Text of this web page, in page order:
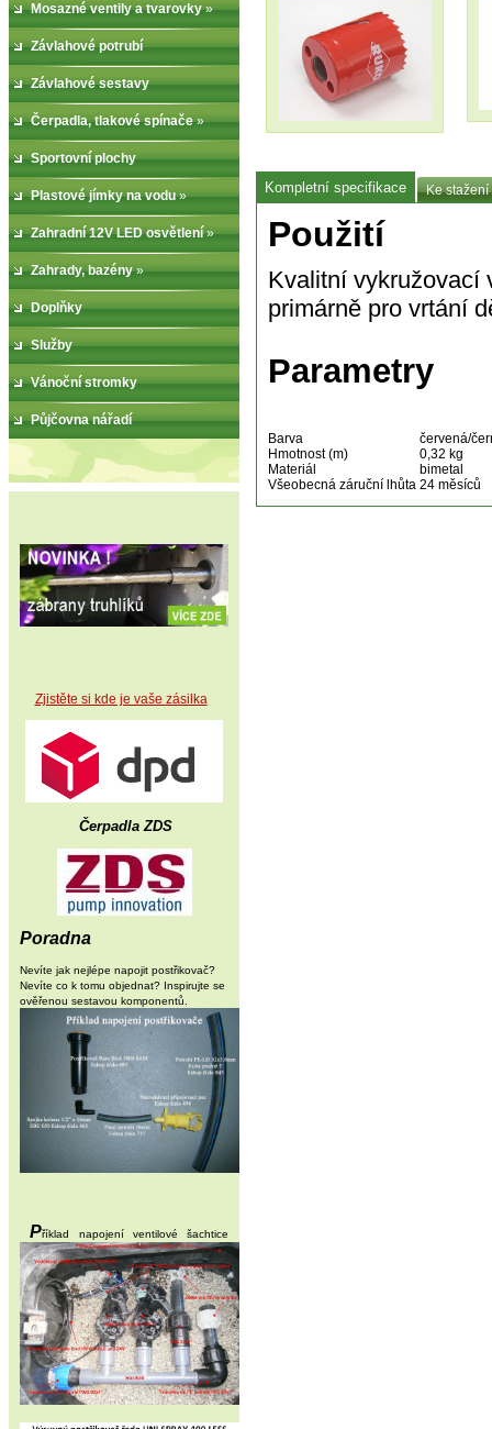
Mosazné ventily a tvarovky»
Závlahové potrubí
Závlahové sestavy
Čerpadla, tlakové spínače»
Sportovní plochy
Plastové jímky na vodu»
Zahradní 12V LED osvětlení»
Zahrady, bazény»
Doplňky
Služby
Vánoční stromky
Půjčovna nářadí
Zjistěte si kde je vaše zásilka
Čerpadla ZDS
Poradna
Nevíte jak nejlépe napojit postřikovač?
Nevíte co k tomu objednat? Inspirujte se
ověřenou sestavou komponentů.
Příklad napojení ventilové šachtice
Kompletní specifikace Ke stažení
Použití
Kvalitní vykružovací
primárně pro vrtání
Parametry
Barva
červená/
Hmotnost (m)
0,32 kg
Materiál
bimetal
Všeobecná záruční lhůta 24 měsíců